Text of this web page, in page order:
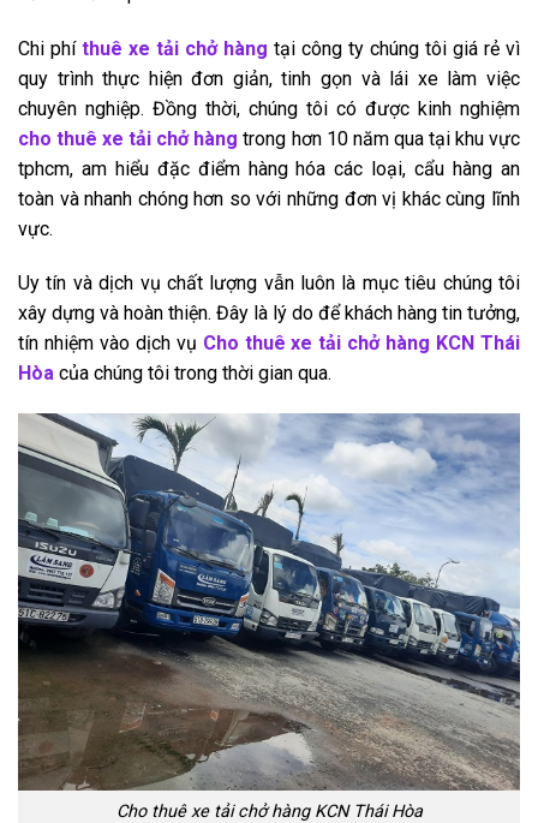
Chi phí thuê xe tải chở hàng tại công ty chúng tôi giá rẻ vì
quy trình thực hiện đơn giản, tinh gọn và lái xe làm việc
chuyên nghiệp. Đồng thời, chúng tôi có được kinh nghiệm
cho thuê xe tải chở hàngtrong hơn 10 năm qua tại khu vực
tphcm, am hiểu đặc điểm hàng hóa các loại, cẩu hàng an
toàn và nhanh chóng hơn so với những đơn vị khác cùng lĩnh
vực.
Uy tín và dịch vụ chất lượng vẫn luôn là mục tiêu chúng tôi
xây dựng và hoàn thiện. Đây là lý do để khách hàng tin tưởng,
tín nhiệm vào dịch vụ Cho thuê xe tải chở hàng KCN Thái
Hòa của chúng tôi trong thời gian qua.
Cho thuê xe tải chở hàng KCN Thái Hòa